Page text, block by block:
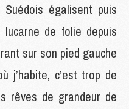
égalisent puis
de folie depuis
sur son pied gauche
j’habite, c’est trop de
rêves de grandeur de